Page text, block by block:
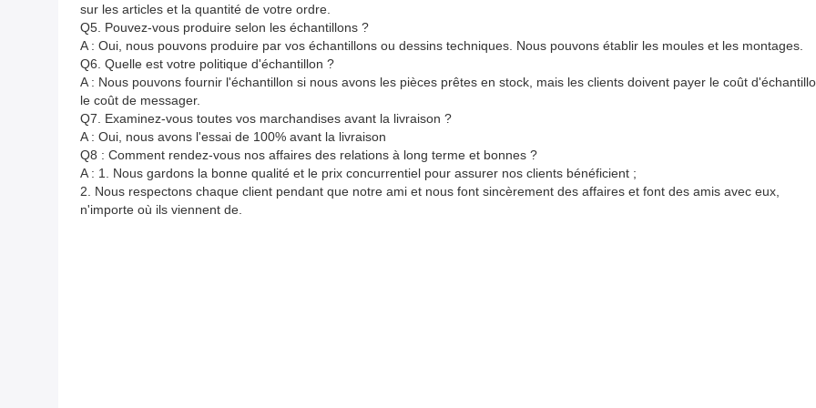
sur les articles et la quantité de votre ordre.
Q5. Pouvez-vous produire selon les échantillons ?
A : Oui, nous pouvons produire par vos échantillons ou dessins techniques. Nous pouvons établir les moules et les montages.
Q6. Quelle est votre politique d'échantillon ?
A : Nous pouvons fournir l'échantillon si nous avons les pièces prêtes en stock, mais les clients doivent payer le coût
le coût de messager.
Q7. Examinez-vous toutes vos marchandises avant la livraison ?
A : Oui, nous avons l'essai de 100% avant la livraison
Q8 : Comment rendez-vous nos affaires des relations à long terme et bonnes ?
A : 1. Nous gardons la bonne qualité et le prix concurrentiel pour assurer nos clients bénéficient ;
2. Nous respectons chaque client pendant que notre ami et nous font sincèrement des affaires et font des amis avec eux,
n'importe où ils viennent de.